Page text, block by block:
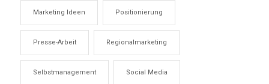
Marketing Ideen Positionierung
Presse-Arbeit Regionalmarketing
Selbstmanagement Social Media